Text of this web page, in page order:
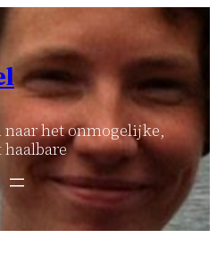
naar het onmogelijke,